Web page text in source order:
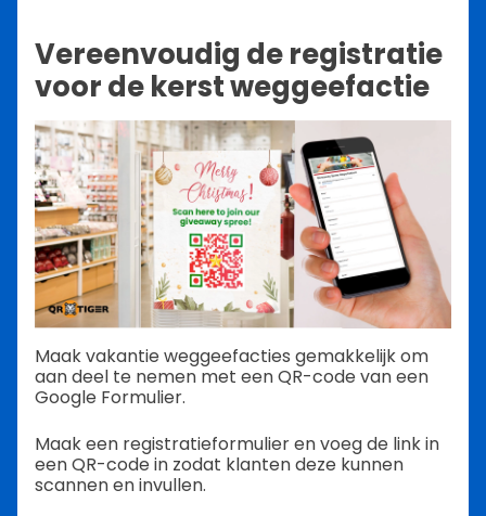
Vereenvoudig de registratie
voor de kerst weggeefactie
Maak vakantie weggeefacties gemakkelijk om
aan deel te nemen met een QR-code van een
Google Formulier.
Maak een registratieformulier en voeg de link in
een QR-code in zodat klanten deze kunnen
scannen en invullen.